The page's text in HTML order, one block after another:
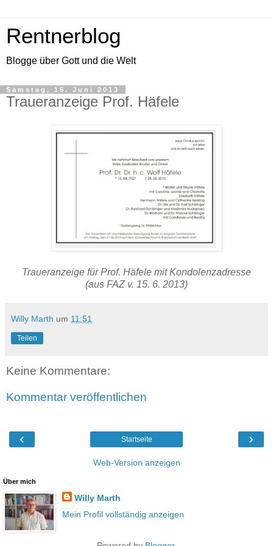
Rentnerblog
Blogge über Gott und die Welt
Samstag, 15. Juni 2013
Traueranzeige Prof. Häfele
Traueranzeige für Prof. Häfele mit Kondolenzadresse
(aus FAZ v. 15. 6. 2013)
Willy Marth um 11:51
Teilen
Keine Kommentare:
Kommentar veröffentlichen
‹ ›
Startseite
Web-Version anzeigen
Über mich
Willy Marth
Mein Profil vollständig anzeigen